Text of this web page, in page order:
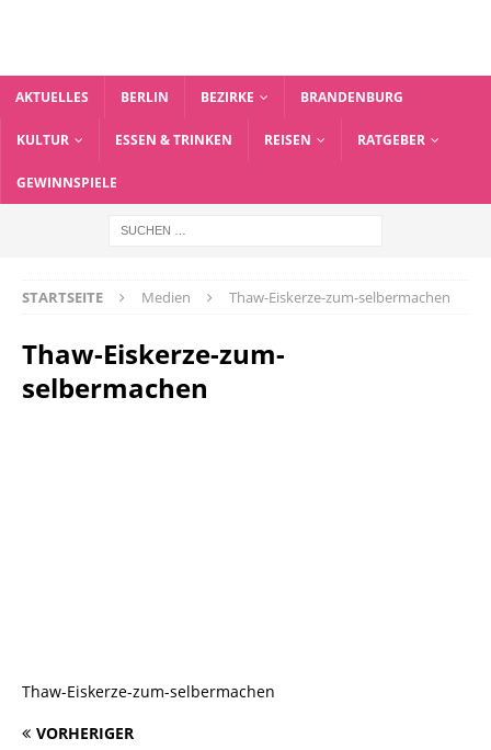
AKTUELLES BERLIN BEZIRKE BRANDENBURG
KULTUR ESSEN & TRINKEN REISEN RATGEBER
GEWINNSPIELE
STARTSEITE Medien Thaw-Eiskerze-zum-selbermachen
Thaw-Eiskerze-zum-
selbermachen
Thaw-Eiskerze-zum-selbermachen
VORHERIGER